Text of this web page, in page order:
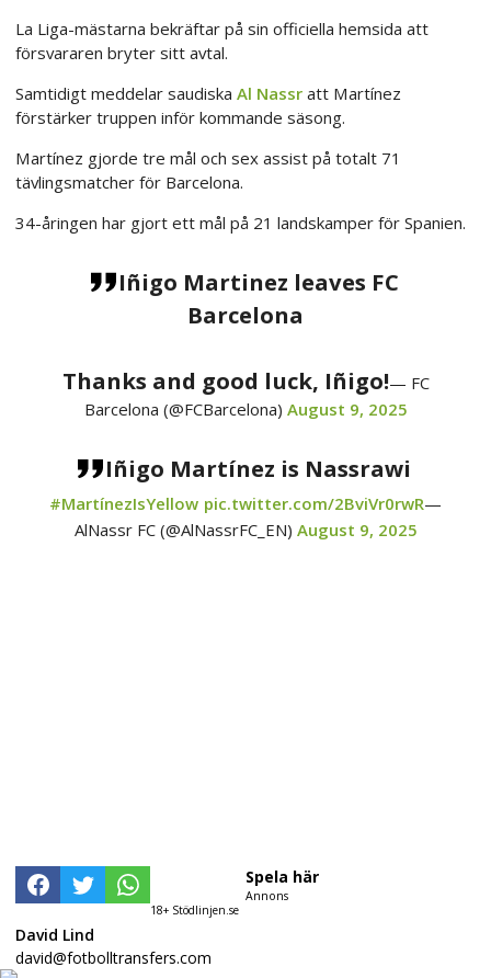
La Liga-mästarna bekräftar på sin officiella hemsida att
försvararen bryter sitt avtal.
Samtidigt meddelar saudiska Al Nassr att Martínez
förstärker truppen inför kommande säsong.
Martínez gjorde tre mål och sex assist på totalt 71
tävlingsmatcher för Barcelona.
34-åringen har gjort ett mål på 21 landskamper för Spanien.
Iñigo Martinez leaves FC
Barcelona
Thanks and good luck, Iñigo!— FC
Barcelona (@FCBarcelona) August 9, 2025
Iñigo Martínez is Nassrawi
#MartínezIsYellow pic.twitter.com/2BviVr0rwR—
AlNassr FC (@AlNassrFC_EN) August 9, 2025
18+ Stödlinjen.se
Spela här
Annons
David Lind
david@fotbolltransfers.com